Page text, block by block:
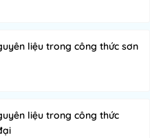
liệu trong công thức sơn
liệu trong công thức